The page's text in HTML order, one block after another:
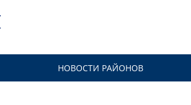
НОВОСТИ РАЙОНОВ